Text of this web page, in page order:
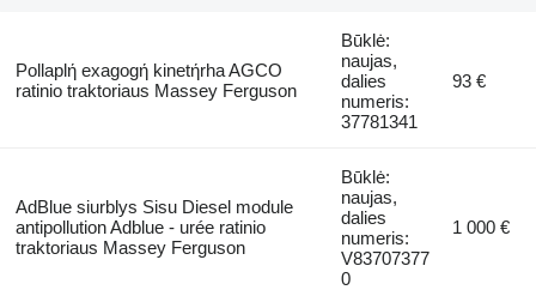
Pollaplή exagogή kinetήrha AGCO
ratinio traktoriaus Massey Ferguson
Būklė:
naujas,
dalies
numeris:
37781341
93 €
AdBlue siurblys Sisu Diesel module
antipollution Adblue - urée ratinio
traktoriaus Massey Ferguson
Būklė:
naujas,
dalies
numeris:
V83707377
0
1 000 €